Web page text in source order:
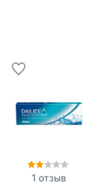
1 отзыв